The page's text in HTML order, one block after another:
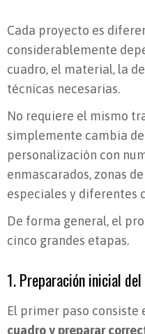
Cada proyecto es
considerablemente
cuadro, el material, la
técnicas necesarias.
No requiere el mismo
simplemente cambia
personalización con
enmascarados, zonas
especiales y diferentes
De forma general, el
cinco grandes etapas.
1. Preparación inicial
El primer paso consiste
cuadro y preparar